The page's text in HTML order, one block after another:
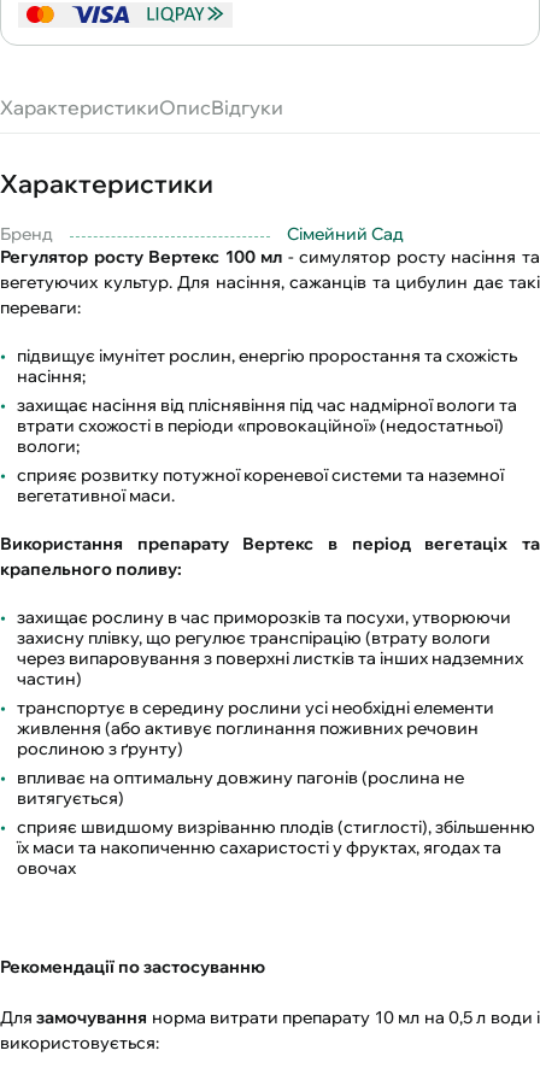
ХарактеристикиОписВідгуки
Характеристики
Бренд
Сімейний Сад
Регулятор росту Вертекс 100 мл - симулятор росту насіння та
вегетуючих культур. Для насіння, сажанців та цибулин дає такі
переваги:
підвищує імунітет рослин, енергію проростання та схожість
насіння;
захищає насіння від пліснявіння під час надмірної вологи та
втрати схожості в періоди «провокаційної» (недостатньої)
вологи;
сприяє розвитку потужної кореневої системи та наземної
вегетативної маси.
Використання препарату Вертекс в період вегетаціх та
крапельного поливу:
захищає рослину в час приморозків та посухи, утворюючи
захисну плівку, що регулює транспірацію (втрату вологи
через випаровування з поверхні листків та інших надземних
частин)
транспортує в середину рослини усі необхідні елементи
живлення (або активує поглинання поживних речовин
рослиною з ґрунту)
впливає на оптимальну довжину пагонів (рослина не
витягується)
сприяє швидшому визріванню плодів (стиглості), збільшенню
їх маси та накопиченню сахаристості у фруктах, ягодах та
овочах
Рекомендації по застосуванню
Длязамочування норма витрати препарату 10 мл на 0,5 л води і
використовується: